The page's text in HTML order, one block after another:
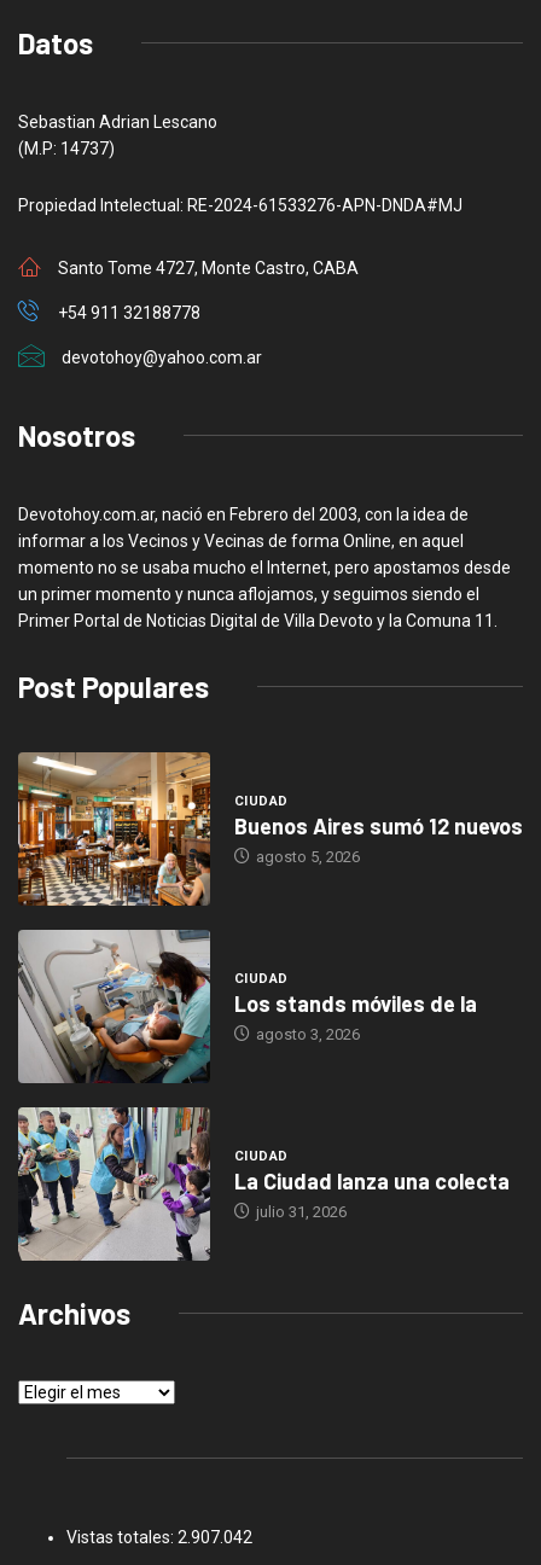
Datos
Sebastian Adrian Lescano
(M.P: 14737)
Propiedad Intelectual: RE-2024-61533276-APN-DNDA#MJ
Santo Tome 4727, Monte Castro, CABA
+54 911 32188778
devotohoy@yahoo.com.ar
Nosotros
Devotohoy.com.ar, nació en Febrero del 2003, con la idea de
informar a los Vecinos y Vecinas de forma Online, en aquel
momento no se usaba mucho el Internet, pero apostamos desde
un primer momento y nunca aflojamos, y seguimos siendo el
Primer Portal de Noticias Digital de Villa Devoto y la Comuna 11.
Post Populares
CIUDAD
Buenos Aires sumó 12 nuevos
agosto 5, 2026
CIUDAD
Los stands móviles de la
agosto 3, 2026
CIUDAD
La Ciudad lanza una colecta
julio 31, 2026
Archivos
Archivos
Vistas totales: 2.907.042